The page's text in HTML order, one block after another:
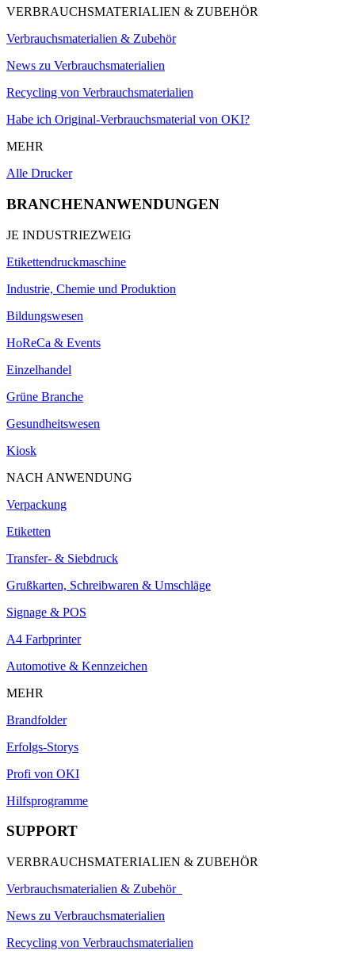
VERBRAUCHSMATERIALIEN & ZUBEHÖR
Verbrauchsmaterialien & Zubehör
News zu Verbrauchsmaterialien
Recycling von Verbrauchsmaterialien
Habe ich Original-Verbrauchsmaterial von OKI?
MEHR
Alle Drucker
BRANCHENANWENDUNGEN
JE INDUSTRIEZWEIG
Etikettendruckmaschine
Industrie, Chemie und Produktion
Bildungswesen
HoReCa & Events
Einzelhandel
Grüne Branche
Gesundheitswesen
Kiosk
NACH ANWENDUNG
Verpackung
Etiketten
Transfer- & Siebdruck
Grußkarten, Schreibwaren & Umschläge
Signage & POS
A4 Farbprinter
Automotive & Kennzeichen
MEHR
Brandfolder
Erfolgs-Storys
Profi von OKI
Hilfsprogramme
SUPPORT
VERBRAUCHSMATERIALIEN & ZUBEHÖR
Verbrauchsmaterialien & Zubehör
News zu Verbrauchsmaterialien
Recycling von Verbrauchsmaterialien